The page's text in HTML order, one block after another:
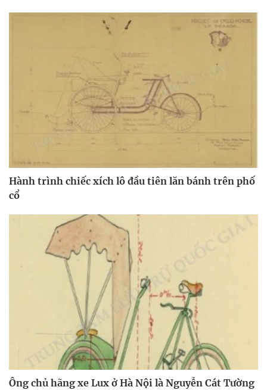
Hành trình chiếc xích lô đầu tiên lăn bánh trên phố
cổ
Ông chủ hãng xe Lux ở Hà Nội là Nguyễn Cát Tường